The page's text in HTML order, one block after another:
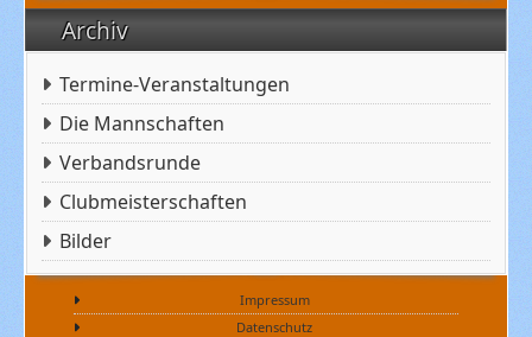
Impressum
Datenschutz
Archiv
Termine-Veranstaltungen
Die Mannschaften
Verbandsrunde
Clubmeisterschaften
Bilder